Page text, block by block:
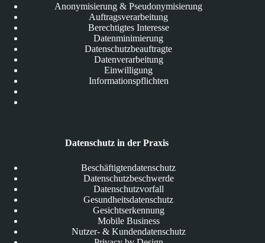
Anonymisierung & Pseudonymisierung
Auftragsverarbeitung
Berechtigtes Interesse
Datenminimierung
Datenschutzbeauftragte
Datenverarbeitung
Einwilligung
Informationspflichten
Datenschutz in der Praxis
Beschäftigtendatenschutz
Datenschutzbeschwerde
Datenschutzvorfall
Gesundheitsdatenschutz
Gesichtserkennung
Mobile Business
Nutzer- & Kundendatenschutz